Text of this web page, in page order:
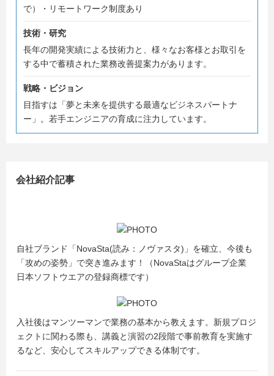
tel:0266-58-9888
e-mail:info@nsk-japan.co.jp
--------------------------
で）・リモートワーク制度あり
技術・研究
長年の開発実績による技術力と、様々なお客様とお取引を
する中で蓄積された業務改善提案力があります。
戦略・ビジョン
目指すは「夢と未来を提供する最適なビジネスパートナ
ー」。若手エンジニアの育成に注力しています。
会社紹介記事
自社ブランド「NovaSta(読み：ノヴァスタ)」を確立、今後も
「攻めの姿勢」で突き進みます！（NovaStaはグループ企業
日本ソフトウエアの登録商標です）
入社後はマンツーマンで業務の基本から教えます。新規プロジ
ェクトに関わる際も、講義と演習の2段階で事前教育を実施す
るなど、安心してスキルアップできる体制です。